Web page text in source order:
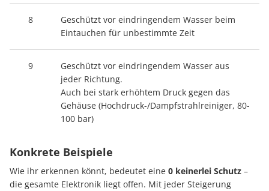
8
Geschützt vor eindringendem Wasser beim
Eintauchen für unbestimmte Zeit
9
Geschützt vor eindringendem Wasser aus
jeder Richtung.
Auch bei stark erhöhtem Druck gegen das
Gehäuse (Hochdruck-/Dampfstrahlreiniger, 80-
100 bar)
Konkrete Beispiele
Wie ihr erkennen könnt, bedeutet eine 0 keinerlei Schutz –
die gesamte Elektronik liegt offen. Mit jeder Steigerung